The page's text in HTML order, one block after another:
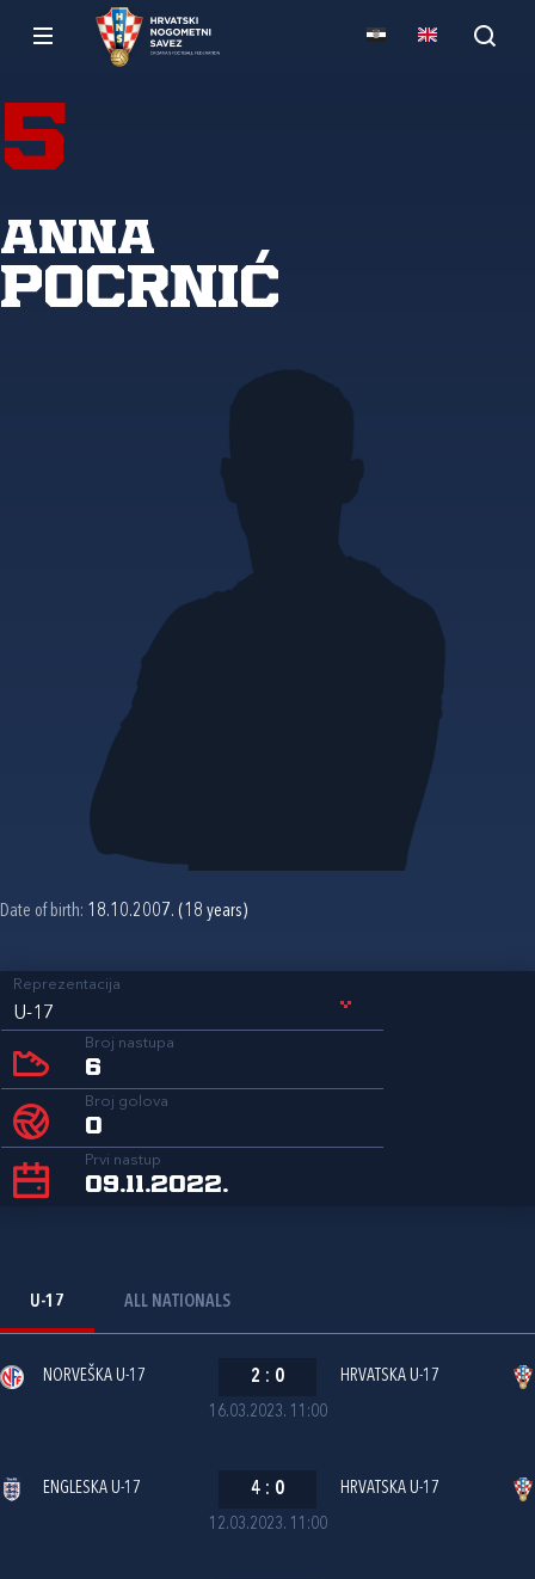
5
Anna
Pocrnić
Date of birth: 18.10.2007. (18 years)
Reprezentacija
U-17
Broj nastupa
6
Broj golova
0
Prvi nastup
09.11.2022.
U-17 ALL NATIONALS
16.03.2023. 11:00
NORVEŠKA U-17 2 : 0 HRVATSKA U-17
12.03.2023. 11:00
ENGLESKA U-17 4 : 0 HRVATSKA U-17